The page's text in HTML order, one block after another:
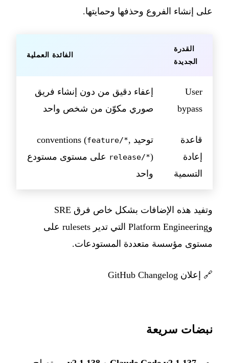
على إنشاء الفروع وحذفها وحمايتها.
القدرة
الجديدة
الفائدة العملية
User
bypass
إعفاء دقيق من دون إنشاء فريق
صوري مكوّن من شخص واحد
قاعدة
إعادة
التسمية
توحيد conventions ( feature/*,
release/* ) على مستوى مستودع
واحد
وتفيد هذه الإضافات بشكل خاص فرق SRE
وPlatform Engineering التي تدير rulesets على
مستوى مؤسسة متعددة المستودعات.
🔗 إعلان GitHub Changelog
نبضات سريعة